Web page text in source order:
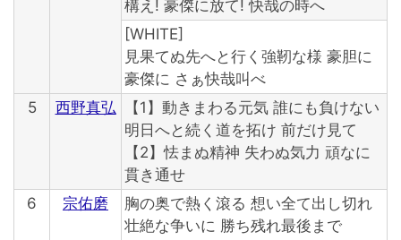
構え! 豪傑に放て! 快哉の時へ
[WHITE]
見果てぬ先へと行く強靭な様 豪胆に
豪傑に さぁ快哉叫べ
5
西野真弘
【1】動きまわる元気 誰にも負けない
明日へと続く道を拓け 前だけ見て
【2】怯まぬ精神 失わぬ気力 頑なに
貫き通せ
6
宗佑磨
胸の奥で熱く滾る 想い全て出し切れ
壮絶な争いに 勝ち残れ最後まで